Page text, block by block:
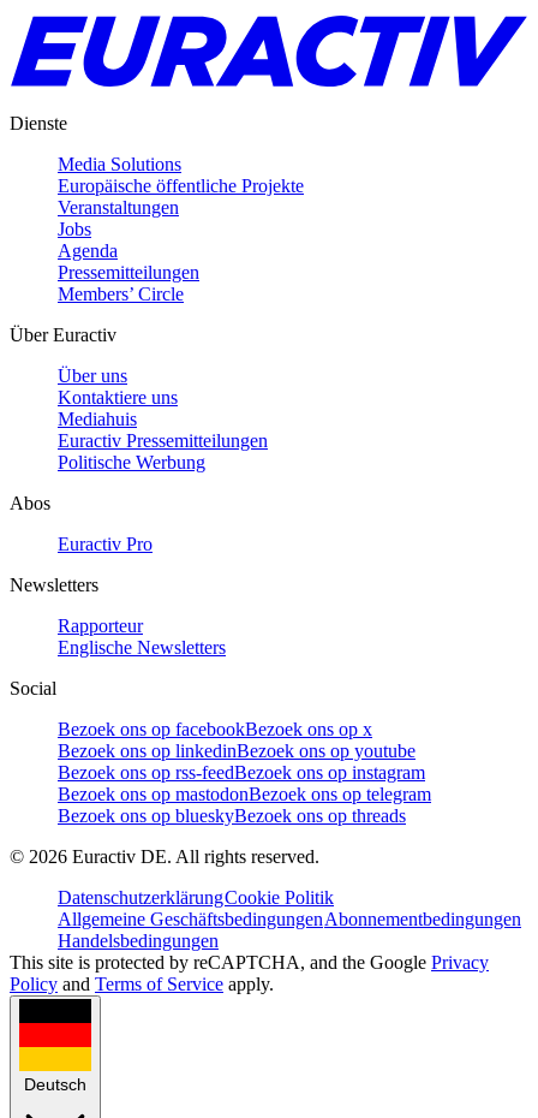
Dienste
Media Solutions
Europäische öffentliche Projekte
Veranstaltungen
Jobs
Agenda
Pressemitteilungen
Members’ Circle
Über Euractiv
Über uns
Kontaktiere uns
Mediahuis
Euractiv Pressemitteilungen
Politische Werbung
Abos
Euractiv Pro
Newsletters
Rapporteur
Englische Newsletters
Social
Bezoek ons op facebookBezoek ons op x
Bezoek ons op linkedinBezoek ons op youtube
Bezoek ons op rss-feedBezoek ons op instagram
Bezoek ons op mastodonBezoek ons op telegram
Bezoek ons op blueskyBezoek ons op threads
© 2026 Euractiv DE. All rights reserved.
DatenschutzerklärungCookie Politik
Allgemeine GeschäftsbedingungenAbonnementbedingungen
Handelsbedingungen
This site is protected by reCAPTCHA, and the Google Privacy
Policy and Terms of Service apply.
Deutsch